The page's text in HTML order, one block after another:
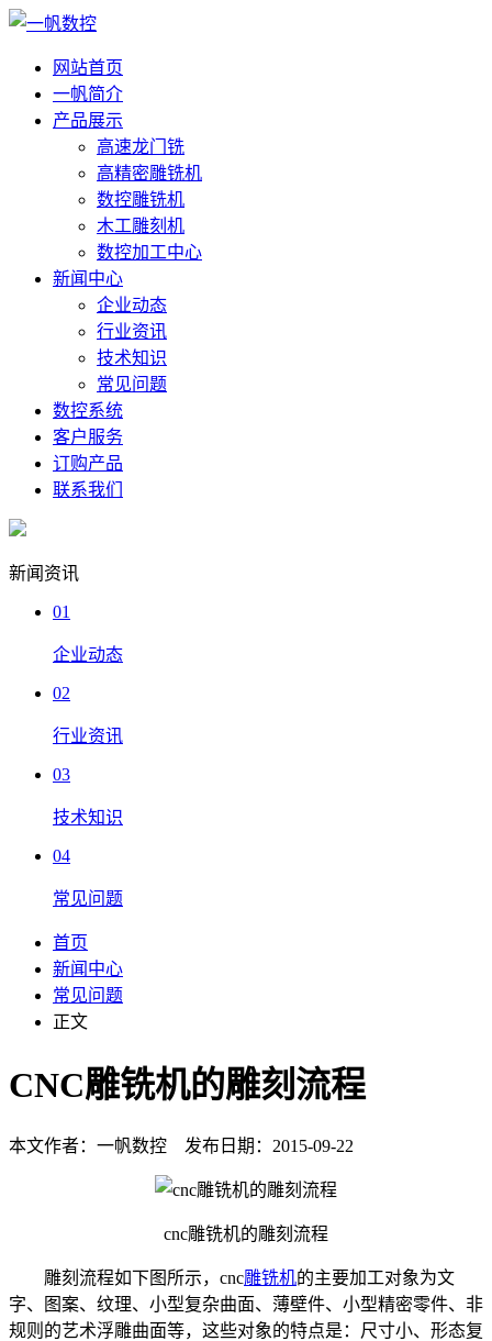
网站首页
一帆简介
产品展示
高速龙门铣
高精密雕铣机
数控雕铣机
木工雕刻机
数控加工中心
新闻中心
企业动态
行业资讯
技术知识
常见问题
数控系统
客户服务
订购产品
联系我们
新闻资讯
01
企业动态
02
行业资讯
03
技术知识
04
常见问题
首页
新闻中心
常见问题
正文
CNC雕铣机的雕刻流程
本文作者：一帆数控 发布日期：2015-09-22
cnc雕铣机的雕刻流程
雕刻流程如下图所示，cnc雕铣机的主要加工对象为文
字、图案、纹理、小型复杂曲面、薄壁件、小型精密零件、非
规则的艺术浮雕曲面等，这些对象的特点是：尺寸小、形态复